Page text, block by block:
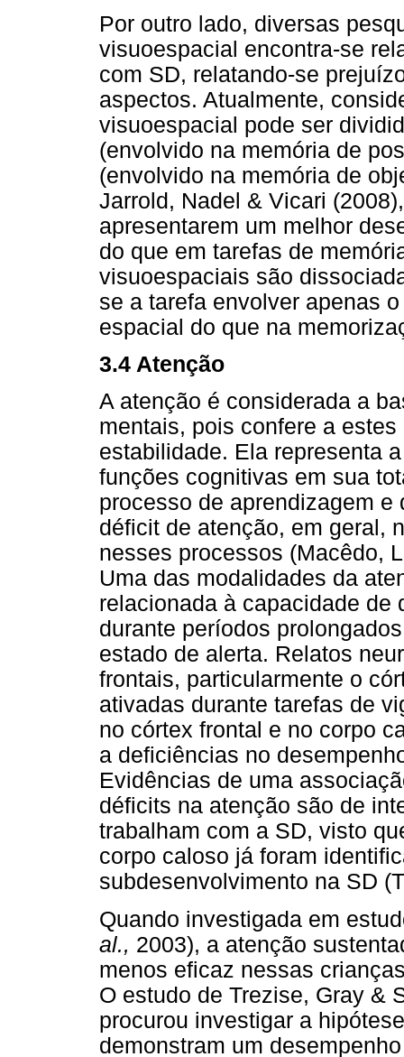
Por outro lado, diversas
visuoespacial encontra-se
com SD, relatando-se
aspectos. Atualmente,
visuoespacial pode ser
(envolvido na memória de
(envolvido na memória de
Jarrold, Nadel & Vicari
apresentarem um melhor
do que em tarefas de
visuoespaciais são
se a tarefa envolver apenas
espacial do que na
3.4 Atenção
A atenção é considerada a
mentais, pois confere a
estabilidade. Ela representa
funções cognitivas em sua
processo de aprendizagem
déficit de atenção, em geral,
nesses processos (Macêdo,
Uma das modalidades da
relacionada à capacidade de
durante períodos
estado de alerta. Relatos
frontais, particularmente o
ativadas durante tarefas de
no córtex frontal e no corpo
a deficiências no
Evidências de uma
déficits na atenção são de
trabalham com a SD, visto
corpo caloso já foram
subdesenvolvimento na SD
Quando investigada em
al., 2003), a atenção
menos eficaz nessas
O estudo de Trezise, Gray &
procurou investigar a
demonstram um